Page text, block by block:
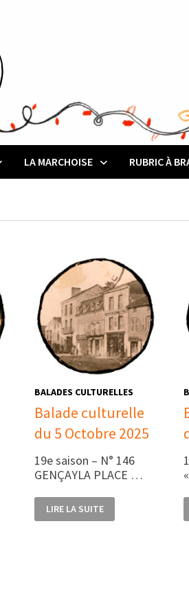
LA MARCHOISE RUBRIC À
BALADES CULTURELLES
Balade culturelle
du 5 Octobre 2025
19e saison – N° 146
GENÇAYLA PLACE …
BALADE
CULTURELLE
DU
LIRE LA SUITE